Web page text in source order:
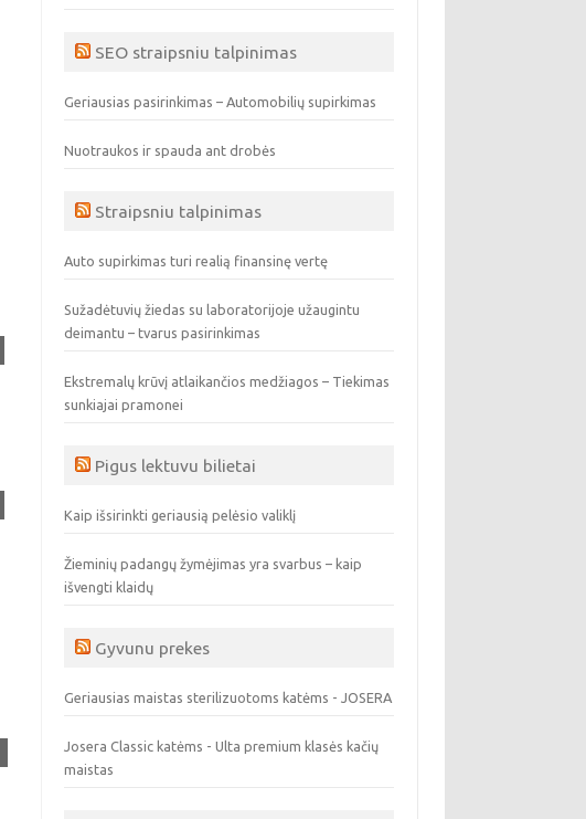
SEO straipsniu talpinimas
Geriausias pasirinkimas – Automobilių supirkimas
Nuotraukos ir spauda ant drobės
Straipsniu talpinimas
Auto supirkimas turi realią finansinę vertę
Sužadėtuvių žiedas su laboratorijoje užaugintu
deimantu – tvarus pasirinkimas
Ekstremalų krūvį atlaikančios medžiagos – Tiekimas
sunkiajai pramonei
Pigus lektuvu bilietai
Kaip išsirinkti geriausią pelėsio valiklį
Žieminių padangų žymėjimas yra svarbus – kaip
išvengti klaidų
Gyvunu prekes
Geriausias maistas sterilizuotoms katėms - JOSERA
Josera Classic katėms - Ulta premium klasės kačių
maistas